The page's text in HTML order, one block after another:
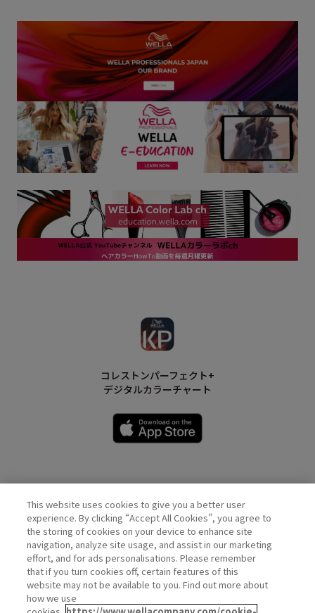
コレストンパーフェクト+
デジタルカラーチャート
Wella Official Account
This website uses cookies to give you a better user
experience. By clicking “Accept All Cookies”, you agree to
the storing of cookies on your device to enhance site
navigation, analyze site usage, and assist in our marketing
effort, and for ads personalisations. Please remember
that if you turn cookies off, certain features of this
website may not be available to you. Find out more about
how we use